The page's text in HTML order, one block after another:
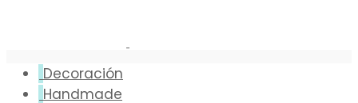
Decoración
Handmade